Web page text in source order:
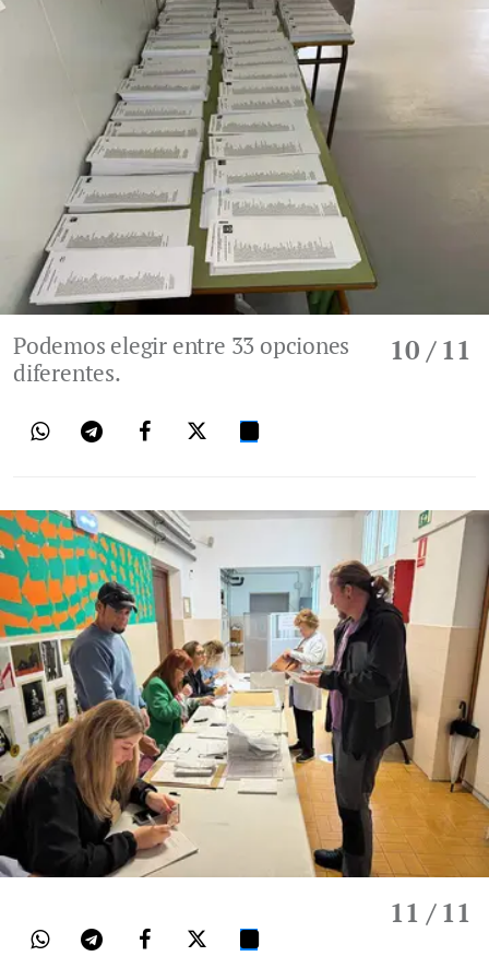
10 / 11
Podemos elegir entre 33 opciones
diferentes.
11 / 11